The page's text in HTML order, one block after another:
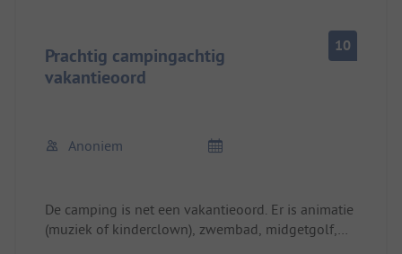
Prachtig campingachtig
vakantieoord
10
Anoniem
De camping is net een vakantieoord. Er is animatie
(muziek of kinderclown), zwembad, midgetgolf,